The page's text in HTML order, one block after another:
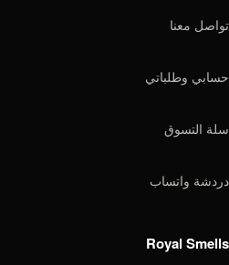
معنا
وطلباتي
التسوق
واتساب
Royal